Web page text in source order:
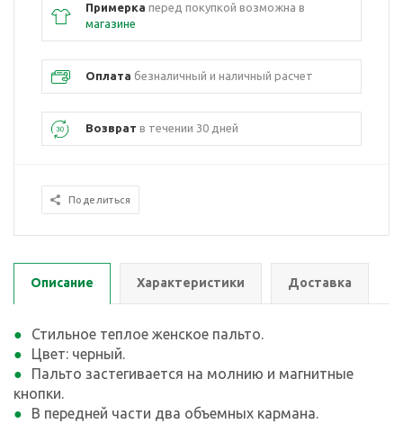
Примерка перед покупкой возможна в
магазине
Оплата безналичный и наличный расчет
Возврат в течении 30 дней
Поделиться
Описание Характеристики Доставка
Стильное теплое женское пальто.
Цвет: черный.
Пальто застегивается на молнию и магнитные
кнопки.
В передней части два объемных кармана.